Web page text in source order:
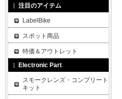
注目のアイテム
LabelBike
スポット商品
特価＆アウトレット
Electronic Part
スモークレンズ・コンプリート
キット